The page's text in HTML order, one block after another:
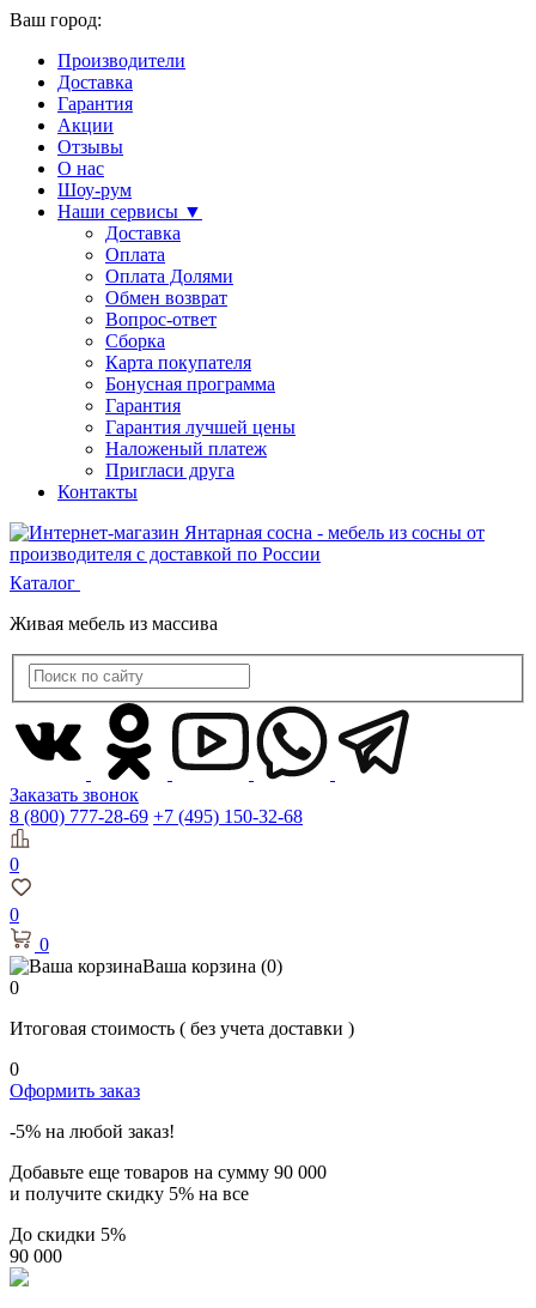
Ваш город:
Производители
Доставка
Гарантия
Акции
Отзывы
О нас
Шоу-рум
Наши сервисы ▼
Доставка
Оплата
Оплата Долями
Обмен возврат
Вопрос-ответ
Сборка
Карта покупателя
Бонусная программа
Гарантия
Гарантия лучшей цены
Наложеный платеж
Пригласи друга
Контакты
Каталог
Живая мебель из массива
Заказать звонок
8 (800) 777-28-69 +7 (495) 150-32-68
0
0
0
Ваша корзина (0)
0
Итоговая стоимость ( без учета доставки )
0
Оформить заказ
-5% на любой заказ!
Добавьте еще товаров на сумму 90 000
и получите скидку 5% на все
До скидки 5%
90 000